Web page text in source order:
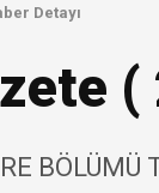
Detayı